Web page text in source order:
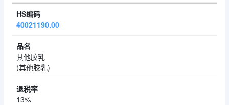
40021190.00
其他胶乳
(其他胶乳)
13%